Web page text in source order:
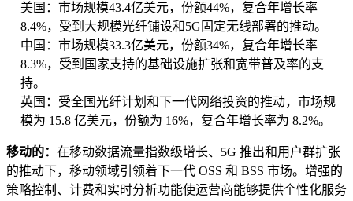
美国：市场规模43.4亿美元，份额44%，复合年增长率
8.4%，受到大规模光纤铺设和5G固定无线部署的推动。
中国：市场规模33.3亿美元，份额34%，复合年增长率
8.3%，受到国家支持的基础设施扩张和宽带普及率的支
持。
英国：受全国光纤计划和下一代网络投资的推动，市场规
模为 15.8 亿美元，份额为 16%，复合年增长率为 8.2%。
移动的： 在移动数据流量指数级增长、5G 推出和用户群扩张
的推动下，移动领域引领着下一代 OSS 和 BSS 市场。增强的
策略控制、计费和实时分析功能使运营商能够提供个性化服务